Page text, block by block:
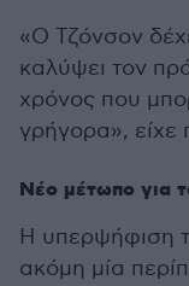
«Ο Τζόνσον
καλύψει τον
χρόνος που
γρήγορα», είχε
Νέο μέτωπο για
Η υπερψήφιση
ακόμη μία